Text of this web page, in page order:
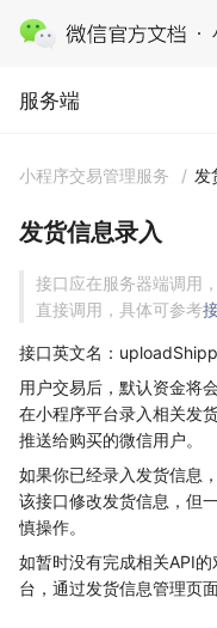
服务端
服务端
小程序交易管理服务 / 发
发货信息录入
接口应在服务器端调用
直接调用，具体可参考
接口英文名：
用户交易后，默认资金将
在小程序平台录入相关发
推送给购买的微信用户。
如果你已经录入发货信息
该接口修改发货信息，但
慎操作。
如暂时没有完成相关API
台，通过发货信息管理页